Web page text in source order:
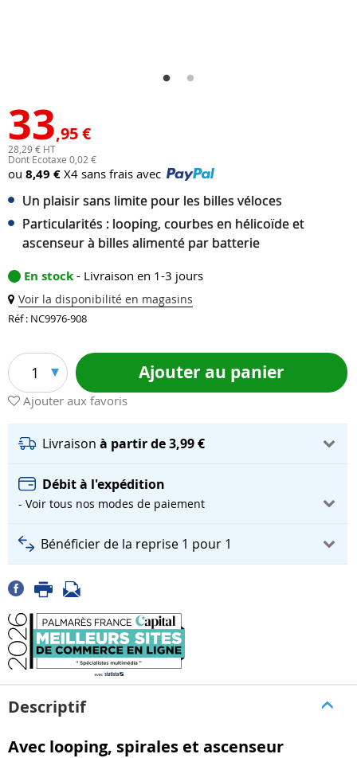
33,95 €
28,29 € HT
Dont Ecotaxe 0,02 €
ou 8,49 € X4 sans frais avec
Un plaisir sans limite pour les billes véloces
Particularités : looping, courbes en hélicoïde et
ascenseur à billes alimenté par batterie
En stock - Livraison en 1-3 jours
Voir la disponibilité en magasins
Réf : NC9976-908
1 Ajouter au panier
Ajouter aux favoris
Livraison à partir de 3,99 €
Débit à l'expédition
- Voir tous nos modes de paiement
Bénéficier de la reprise 1 pour 1
Descriptif
Avec looping, spirales et ascenseur